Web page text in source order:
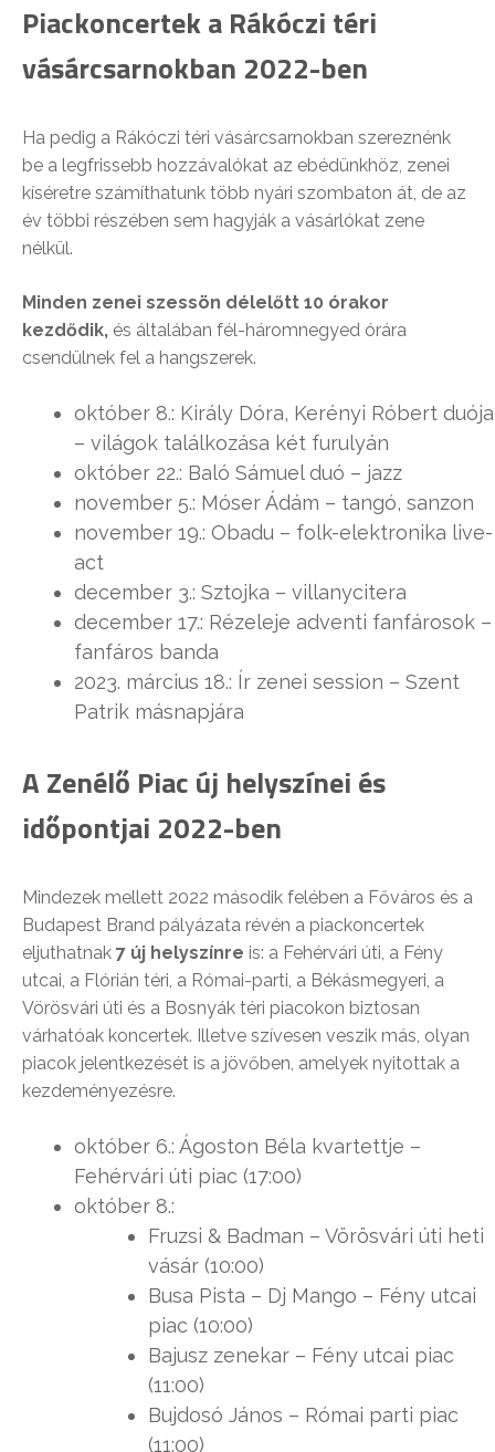
Piackoncertek a Rákóczi téri
vásárcsarnokban 2022-ben
Ha pedig a Rákóczi téri vásárcsarnokban szereznénk
be a legfrissebb hozzávalókat az ebédünkhöz, zenei
kíséretre számíthatunk több nyári szombaton át, de az
év többi részében sem hagyják a vásárlókat zene
nélkül.
Minden zenei szessön délelőtt 10 órakor
kezdődik, és általában fél-háromnegyed órára
csendülnek fel a hangszerek.
október 8.: Király Dóra, Kerényi Róbert duója
– világok találkozása két furulyán
október 22.: Baló Sámuel duó – jazz
november 5.: Móser Ádám – tangó, sanzon
november 19.: Obadu – folk-elektronika live-
act
december 3.: Sztojka – villanycitera
december 17.: Rézeleje adventi fanfárosok –
fanfáros banda
2023. március 18.: Ír zenei session – Szent
Patrik másnapjára
A Zenélő Piac új helyszínei és
időpontjai 2022-ben
Mindezek mellett 2022 második felében a Főváros és a
Budapest Brand pályázata révén a piackoncertek
eljuthatnak 7 új helyszínre is: a Fehérvári úti, a Fény
utcai, a Flórián téri, a Római-parti, a Békásmegyeri, a
Vörösvári úti és a Bosnyák téri piacokon biztosan
várhatóak koncertek. Illetve szívesen veszik más, olyan
piacok jelentkezését is a jövőben, amelyek nyitottak a
kezdeményezésre.
október 6.: Ágoston Béla kvartettje –
Fehérvári úti piac (17:00)
október 8.:
Fruzsi & Badman – Vörösvári úti heti
vásár (10:00)
Busa Pista – Dj Mango – Fény utcai
piac (10:00)
Bajusz zenekar – Fény utcai piac
(11:00)
Bujdosó János – Római parti piac
(11:00)